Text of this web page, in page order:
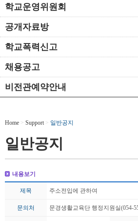
학교운영위원회
공개자료방
학교폭력신고
채용공고
비전관예약안내
Home > Support > 일반공지
일반공지
내용보기
제목 주소전입에 관하여
문의처 문경생활교육단 행정지원실(054-